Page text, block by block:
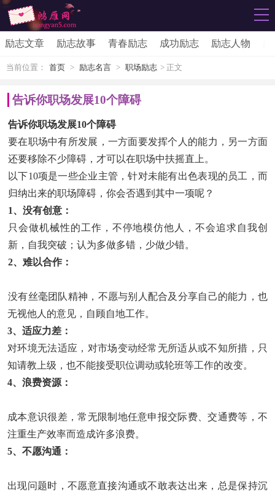
励志文章 励志故事 青春励志 成功励志 励志人物
当前位置： 首页 > 励志名言 > 职场励志 > 正文
告诉你职场发展10个障碍
告诉你职场发展10个障碍
要在职场中有所发展，一方面要发挥个人的能力，另一方面
还要移除不少障碍，才可以在职场中扶摇直上。
以下10项是一些企业主管，针对未能有出色表现的员工，而
归纳出来的职场障碍，你会否遇到其中一项呢？
1、没有创意：
只会做机械性的工作，不停地模仿他人，不会追求自我创
新，自我突破；认为多做多错，少做少错。
2、难以合作：
没有丝毫团队精神，不愿与别人配合及分享自己的能力，也
无视他人的意见，自顾自地工作。
3、适应力差：
对环境无法适应，对市场变动经常无所适从或不知所措，只
知请教上级，也不能接受职位调动或轮班等工作的改变。
4、浪费资源：
成本意识很差，常无限制地任意申报交际费、交通费等，不
注重生产效率而造成许多浪费。
5、不愿沟通：
出现问题时，不愿意直接沟通或不敢表达出来，总是保持沉